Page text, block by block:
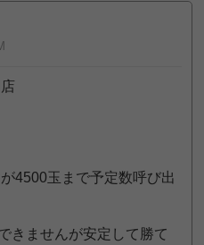
4500玉まで予定数呼び出
きませんが安定して勝て